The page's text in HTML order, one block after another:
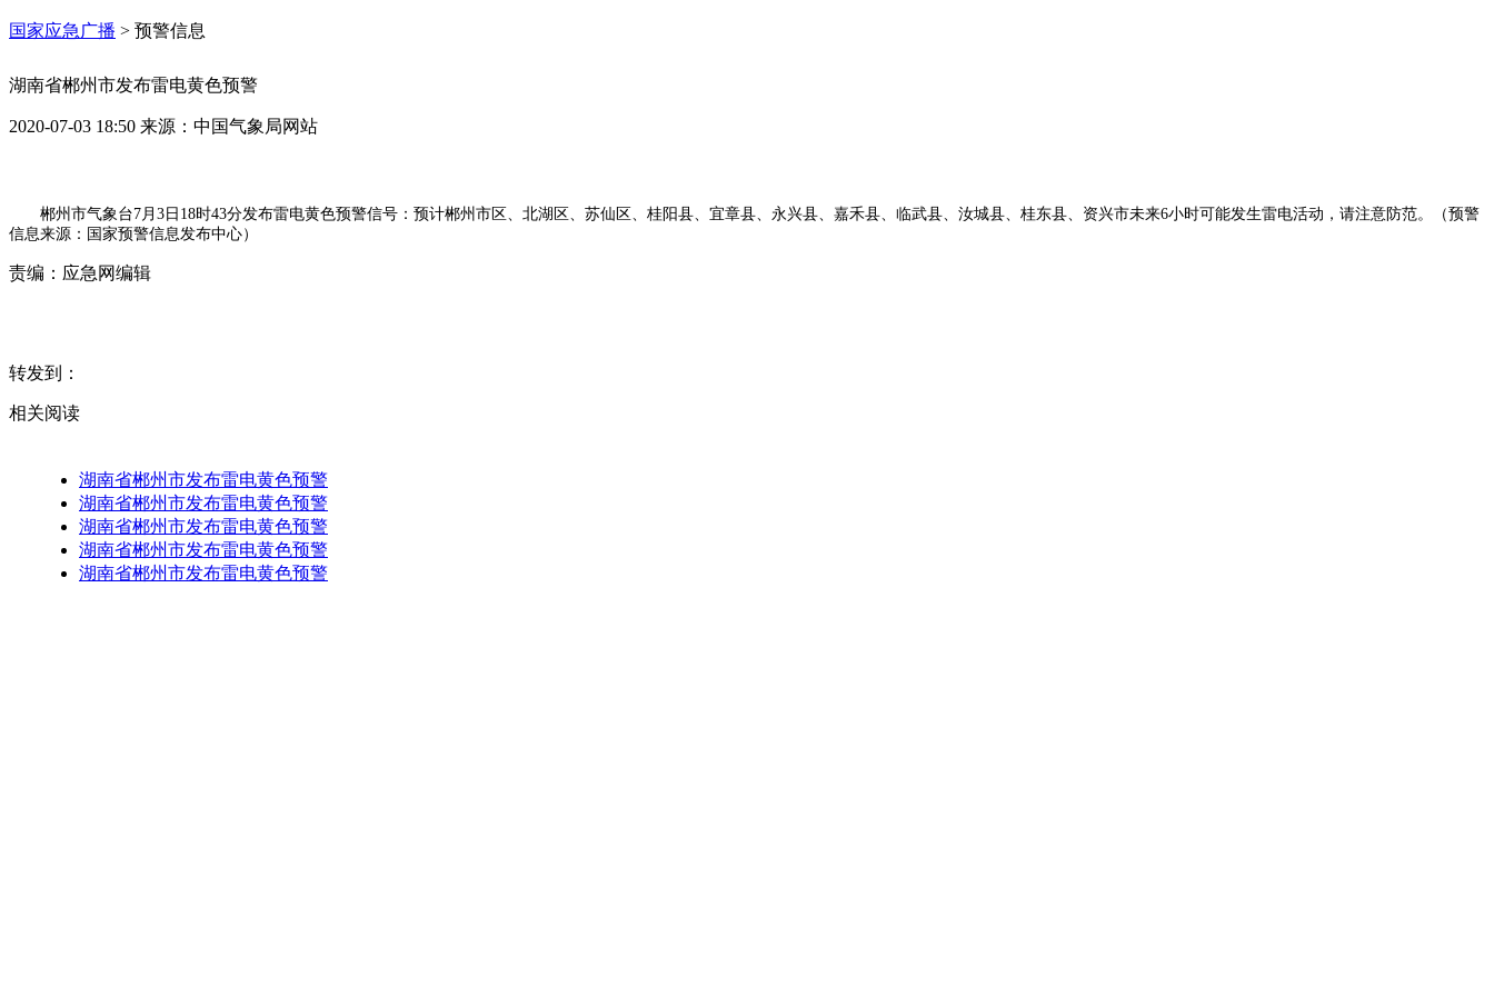
国家应急广播 > 预警信息
湖南省郴州市发布雷电黄色预警
2020-07-03 18:50 来源： 中国气象局网站
郴州市气象台7月3日18时43分发布雷电黄色预警信号：预计郴州市区、北湖区、苏仙区、桂阳县、宜章县、永兴县、嘉禾县、临武县、汝城县、桂东县、资兴市未来6小时可能发生雷电活动，请注意防范。（预警
信息来源：国家预警信息发布中心）
责编： 应急网编辑
转发到：
相关阅读
湖南省郴州市发布雷电黄色预警
湖南省郴州市发布雷电黄色预警
湖南省郴州市发布雷电黄色预警
湖南省郴州市发布雷电黄色预警
湖南省郴州市发布雷电黄色预警